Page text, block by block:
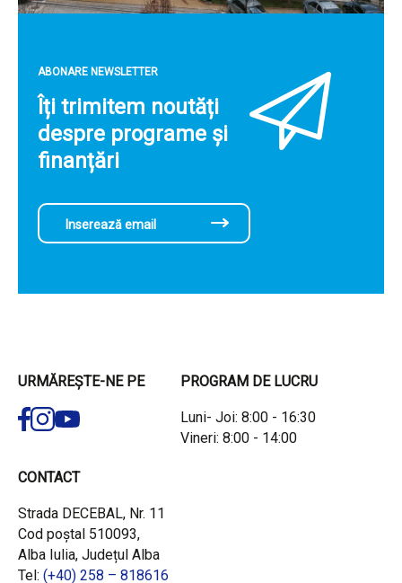
ABONARE NEWSLETTER
Îți trimitem noutăți
despre programe și
finanțări
URMĂREȘTE-NE PE PROGRAM DE LUCRU
Luni- Joi: 8:00 - 16:30
Vineri: 8:00 - 14:00
CONTACT
Strada DECEBAL, Nr. 11
Cod poștal 510093,
Alba Iulia, Județul Alba
Tel: (+40) 258 – 818616